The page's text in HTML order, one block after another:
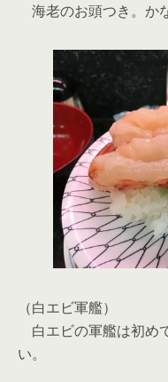
海老のお頭つき。か
（白エビ軍艦）
白エビの軍艦は初め
い。